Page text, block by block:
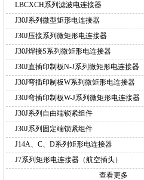
LBCXCH系列滤波电连接器
J30J系列微型矩形电连接器
J30J压接系列微矩形电连接器
J30J焊接S系列微矩形电连接器
J30J直插印制板N-J系列微矩形电连接器
J30J弯插印制板W系列微矩形电连接器
J30J弯插印制板W-J系列微矩形电连接器
J30J系列自由端锁紧组件
J30J系列固定端锁紧组件
J14A、C、D系列矩形电连接器
J7系列矩形电连接器（航空插头）
查看更多